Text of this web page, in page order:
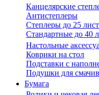
Канцелярские
Антистеплеры
Степлеры до 25
Стандартные до 40
Настольные
Коврики на стол
Подставки с
Подушки для
Бумага